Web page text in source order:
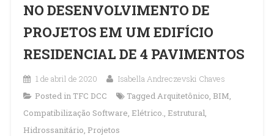
NO DESENVOLVIMENTO DE
PROJETOS EM UM EDIFÍCIO
RESIDENCIAL DE 4 PAVIMENTOS
1 de abril de 2020
Isabella Andreczevski Chaves
Posted in TFC DCC TaggedArquitetônico, BIM,
Compatibilização Software, Elétrico., Estrutural,
Hidrossanitário, Projetos